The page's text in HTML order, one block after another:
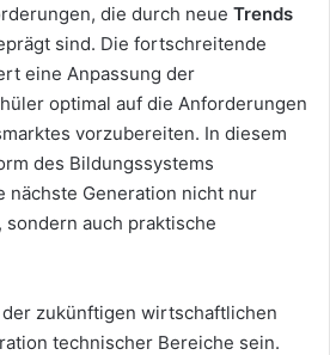
die durch neue Trends
sind. Die fortschreitende
eine Anpassung der
optimal auf die Anforderungen
vorzubereiten. In diesem
des Bildungssystems
nächste Generation nicht nur
auch praktische
zukünftigen wirtschaftlichen
technischer Bereiche sein.